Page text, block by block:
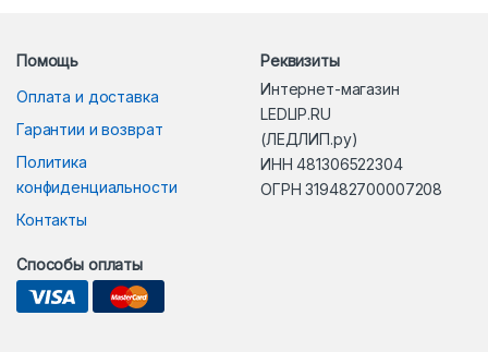
Помощь
Оплата и доставка
Гарантии и возврат
Политика
конфиденциальности
Контакты
Реквизиты
Интернет-магазин
LEDLIP.RU
(ЛЕДЛИП.ру)
ИНН 481306522304
ОГРН 319482700007208
Способы оплаты